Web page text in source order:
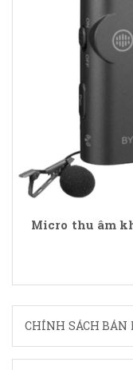
Micro thu âm
CHÍNH SÁCH BÁN